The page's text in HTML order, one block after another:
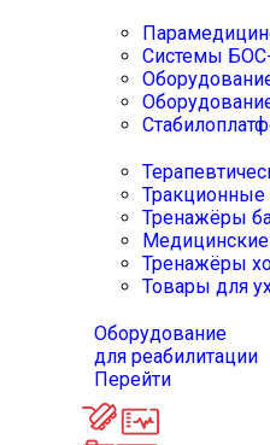
Системы
Тракционные
Тренажёры
Тренажёры
Товары для
Оборудование
для реабилитации
Перейти